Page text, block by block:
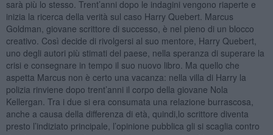
sarà più lo stesso. Trent’anni dopo le indagini vengono riaperte e
inizia la ricerca della verità sul caso Harry Quebert. Marcus
Goldman, giovane scrittore di successo, è nel pieno di un blocco
creativo. Così decide di rivolgersi al suo mentore, Harry Quebert,
uno degli autori più stimati del paese, nella speranza di superare la
crisi e consegnare in tempo il suo nuovo libro. Ma quello che
aspetta Marcus non è certo una vacanza: nella villa di Harry la
polizia rinviene dopo trent’anni il corpo della giovane Nola
Kellergan. Tra i due si era consumata una relazione burrascosa,
anche a causa della differenza di età, quindi,lo scrittore diventa
presto l’indiziato principale, l’opinione pubblica gli si scaglia contro